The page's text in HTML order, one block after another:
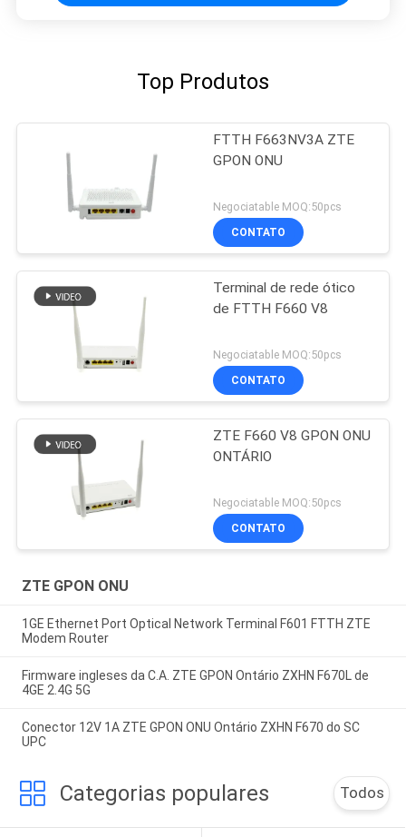
Top Produtos
FTTH F663NV3A ZTE
GPON ONU
Negociatable MOQ:50pcs
CONTATO
Terminal de rede ótico
de FTTH F660 V8
Negociatable MOQ:50pcs
CONTATO
ZTE F660 V8 GPON ONU
ONTÁRIO
Negociatable MOQ:50pcs
CONTATO
ZTE GPON ONU
1GE Ethernet Port Optical Network Terminal F601 FTTH ZTE
Modem Router
Firmware ingleses da C.A. ZTE GPON Ontário ZXHN F670L de
4GE 2.4G 5G
Conector 12V 1A ZTE GPON ONU Ontário ZXHN F670 do SC
UPC
Categorias populares Todos